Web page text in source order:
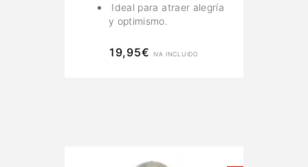
Ideal para atraer alegría
y optimismo.
19,95€ IVA INCLUIDO